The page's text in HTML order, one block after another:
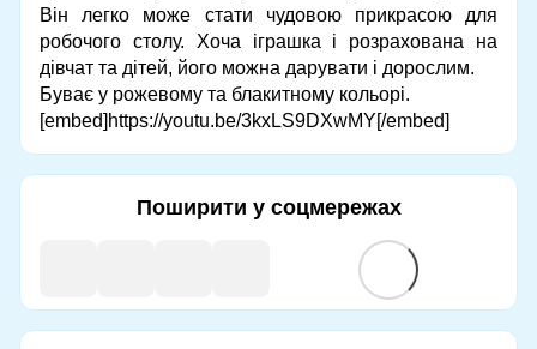
Він легко може стати чудовою прикрасою для
робочого столу. Хоча іграшка і розрахована на
дівчат та дітей, його можна дарувати і дорослим.
Буває у рожевому та блакитному кольорі.
[embed]https://youtu.be/3kxLS9DXwMY[/embed]
Поширити у соцмережах